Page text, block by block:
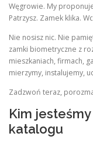
Węgrowie. My
Patrzysz. Zamek klika.
Nie nosisz nic. Nie
zamki biometryczne z
mieszkaniach, firmach,
mierzymy, instalujemy,
Zadzwoń teraz,
Kim
katalogu